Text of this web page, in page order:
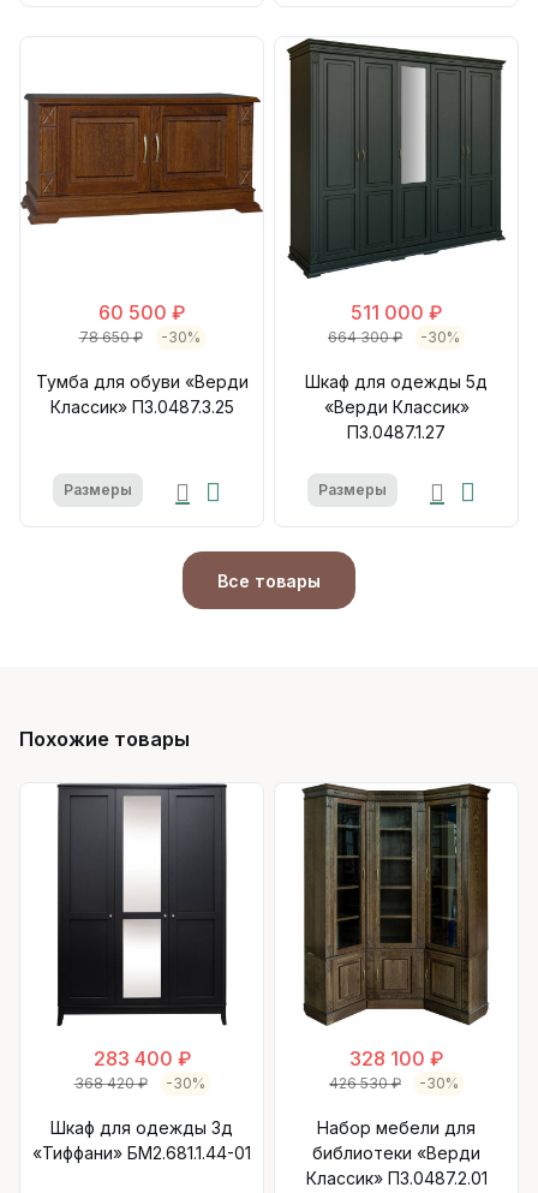
60 500 ₽
78 650 ₽ -30%
Тумба для обуви «Верди
Классик» П3.0487.3.25
Размеры
511 000 ₽
664 300 ₽ -30%
Шкаф для одежды 5д
«Верди Классик»
П3.0487.1.27
Размеры
Все товары
Похожие товары
283 400 ₽
368 420 ₽ -30%
Шкаф для одежды 3д
«Тиффани» БМ2.681.1.44-01
328 100 ₽
426 530 ₽ -30%
Набор мебели для
библиотеки «Верди
Классик» П3.0487.2.01